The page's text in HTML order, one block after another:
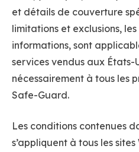
et détails de couverture
limitations et exclusions,
informations, sont
services vendus aux États-
nécessairement à tous les
Safe-Guard.
Les conditions contenues
s’appliquent à tous les